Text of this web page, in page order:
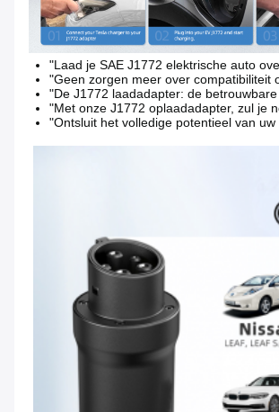
"Laad je SAE J1772 elektrische auto
"Geen zorgen meer over compatibiliteit
"De J1772 laadadapter: de
"Met onze J1772 oplaadadapter, zul je
"Ontsluit het volledige potentieel van